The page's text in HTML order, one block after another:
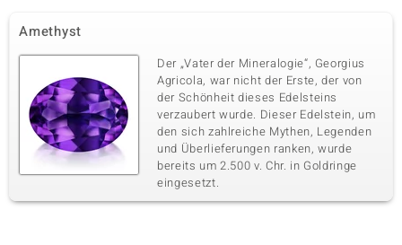
Amethyst
Der „Vater der Mineralogie“, Georgius
Agricola, war nicht der Erste, der von
der Schönheit dieses Edelsteins
verzaubert wurde. Dieser Edelstein, um
den sich zahlreiche Mythen, Legenden
und Überlieferungen ranken, wurde
bereits um 2.500 v. Chr. in Goldringe
eingesetzt.